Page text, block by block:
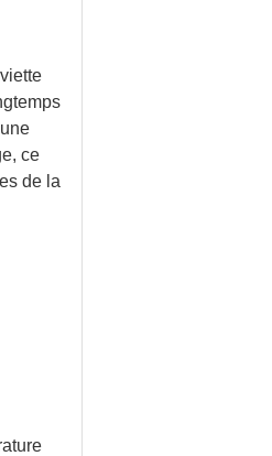
ce
de la